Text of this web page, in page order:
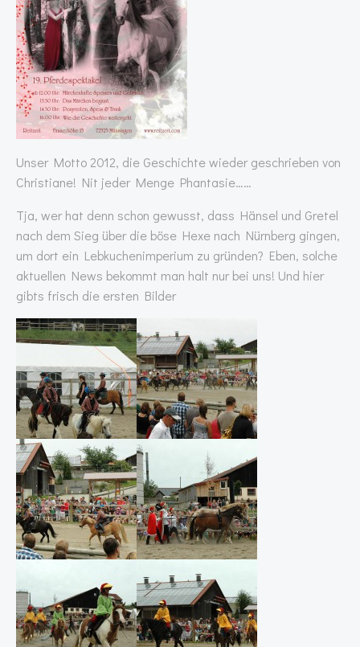
Unser Motto 2012, die Geschichte wieder geschrieben von
Christiane! Nit jeder Menge Phantasie……
Tja, wer hat denn schon gewusst, dass Hänsel und Gretel
nach dem Sieg über die böse Hexe nach Nürnberg gingen,
um dort ein Lebkuchenimperium zu gründen? Eben, solche
aktuellen News bekommt man halt nur bei uns! Und hier
gibts frisch die ersten Bilder